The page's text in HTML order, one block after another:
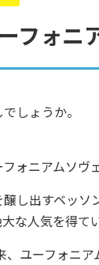
フォニ
しょうか。
ォニアムソヴ
し出すベッソン
な人気を得て
ユーフォニ